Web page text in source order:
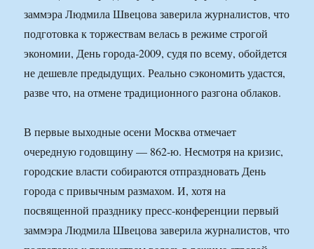
заммэра Людмила Швецова заверила журналистов, что
подготовка к торжествам велась в режиме строгой
экономии, День города-2009, судя по всему, обойдется
не дешевле предыдущих. Реально сэкономить удастся,
разве что, на отмене традиционного разгона облаков.
В первые выходные осени Москва отмечает
очередную годовщину — 862-ю. Несмотря на кризис,
городские власти собираются отпраздновать День
города с привычным размахом. И, хотя на
посвященной празднику пресс-конференции первый
заммэра Людмила Швецова заверила журналистов, что